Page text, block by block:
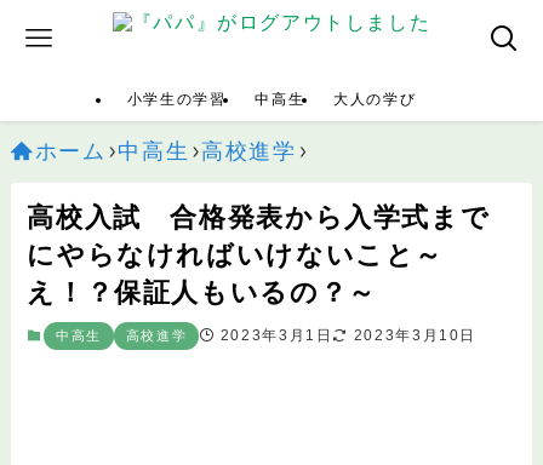
小学生の学習 中高生 大人の学び
ホーム 中高生 高校進学
高校入試 合格発表から入学式まで
にやらなければいけないこと～
え！？保証人もいるの？～
中高生 高校進学 2023年3月1日 2023年3月10日